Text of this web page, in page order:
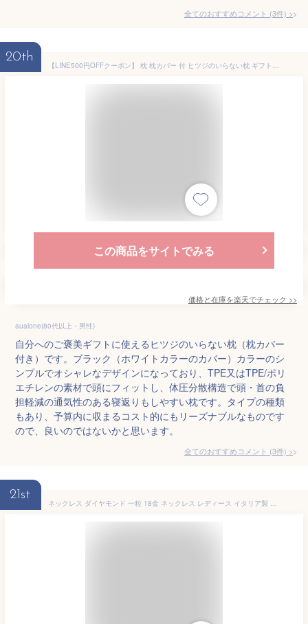
全てのおすすめコメント (3件) >
20th
【LINE500円OFFクーポン】 枕 枕カバー 付 ヒツジのいらない枕 ギフト 実用的 健康グッズ 誕生日 ギフト 洗える 通気性 寝用枕 うつぶせ寝 まくら ジェル 首 寝返り 横向き 仰向け いびき 予防 防止 tpe ジェル 高反発枕 至極 調律 極柔
この商品をサイトでみる
価格と在庫を楽天でチェック >>
aualone(80代以上・男性)
自分へのご褒美ギフトに使えるヒツジのいらない枕（枕カバー
付き）です。ブラック（ホワイトカラーのカバー）カラーのシ
ンプルでオシャレなデザインになっており、TPE又はTPE/ポリ
エチレンの素材で頭にフィットし、体圧分散構造で頭・首の負
担軽減の通気性のある寝返りもしやすい枕です。タイプの種類
もあり、予算内に収まるコスト的にもリーズナブルなものです
ので、良いのではないかと思います。
全てのおすすめコメント (3件) >
21st
ネックレス ダイヤモンド 一粒 18金 ネックレス レディース イタリア製 チェーン ネックレス 金属アレルギー対応 プラチナ ネックレス ダイヤ SV925 アクセサリー K18 ネックレス 誕生日 プレゼント 普段使い ネックレス 華奢 ギフト アジャスター チェーン